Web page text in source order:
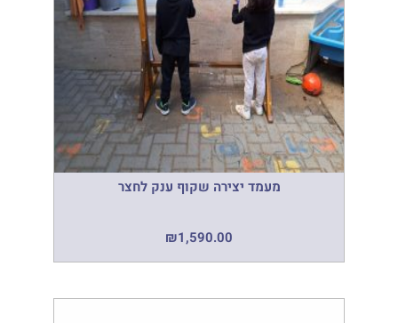
מעמד יצירה שקוף ענק לחצר
₪1,590.00